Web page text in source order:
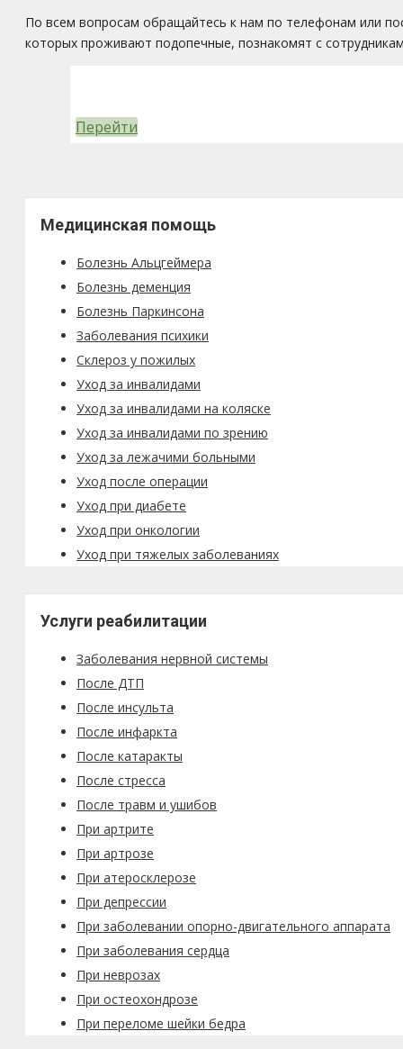
По всем вопросам обращайтесь к нам по телефонам или
которых проживают подопечные, познакомят с
Перейти
Медицинская помощь
Болезнь Альцгеймера
Болезнь деменция
Болезнь Паркинсона
Заболевания психики
Склероз у пожилых
Уход за инвалидами
Уход за инвалидами на коляске
Уход за инвалидами по зрению
Уход за лежачими больными
Уход после операции
Уход при диабете
Уход при онкологии
Уход при тяжелых заболеваниях
Услуги реабилитации
Заболевания нервной системы
После ДТП
После инсульта
После инфаркта
После катаракты
После стресса
После травм и ушибов
При артрите
При артрозе
При атеросклерозе
При депрессии
При заболевании опорно-двигательного аппарата
При заболевания сердца
При неврозах
При остеохондрозе
При переломе шейки бедра